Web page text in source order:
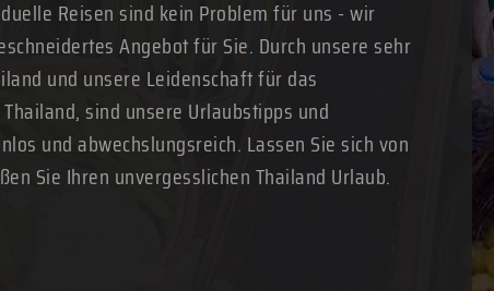
Reisen sind kein Problem für uns - wir
Angebot für Sie. Durch unsere sehr
und unsere Leidenschaft für das
sind unsere Urlaubstipps und
und abwechslungsreich. Lassen Sie sich von
Sie Ihren unvergesslichen Thailand Urlaub.